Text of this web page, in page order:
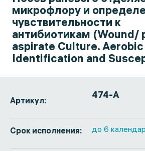
микрофлору и
чувствительности к
антибиотикам (Wound/
aspirate Culture.
Identification and
Артикул: 474-А
Срок исполнения: до 6